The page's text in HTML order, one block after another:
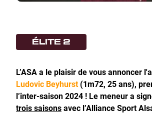
ÉLITE 2
L’ASA a le plaisir de vous annoncer
Ludovic Beyhurst(1m72, 25 ans),
l’inter-saison 2024 ! Le meneur a
trois saisonsavec l’Alliance Sport